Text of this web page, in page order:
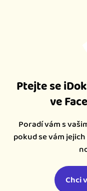
Ptejte se
ve
Poradí vám s
pokud se vám
Chci